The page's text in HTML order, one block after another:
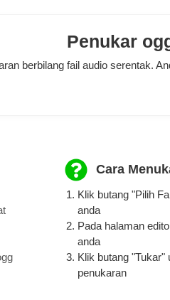
Penukar
berbilang fail audio serentak.
Cara
Klik butang "Pilih
anda
Pada halaman
anda
Klik butang "Tukar"
penukaran